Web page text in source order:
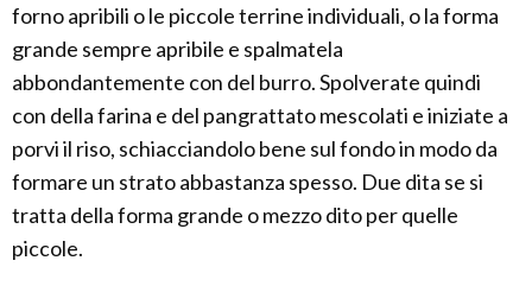
forno apribili o le piccole terrine individuali, o la forma
grande sempre apribile e spalmatela
abbondantemente con del burro. Spolverate quindi
con della farina e del pangrattato mescolati e iniziate a
porvi il riso, schiacciandolo bene sul fondo in modo da
formare un strato abbastanza spesso. Due dita se si
tratta della forma grande o mezzo dito per quelle
piccole.